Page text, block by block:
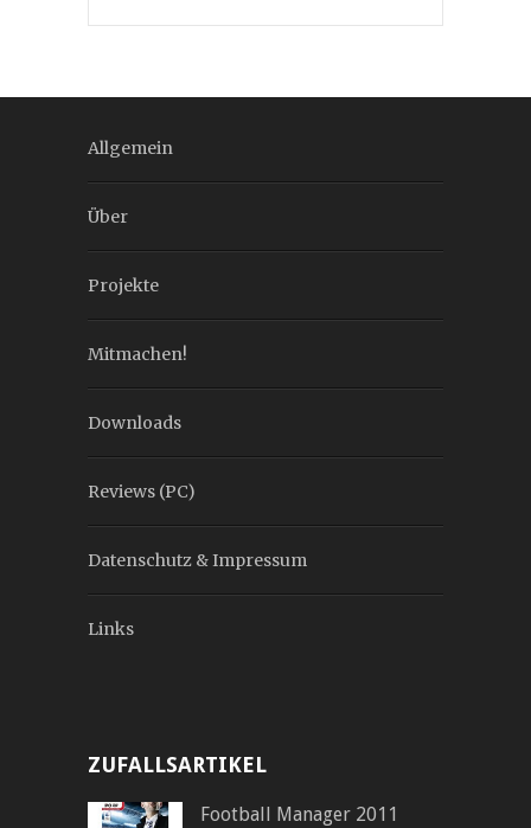
Allgemein
Über
Projekte
Mitmachen!
Downloads
Reviews (PC)
Datenschutz & Impressum
Links
ZUFALLSARTIKEL
Football Manager 2011